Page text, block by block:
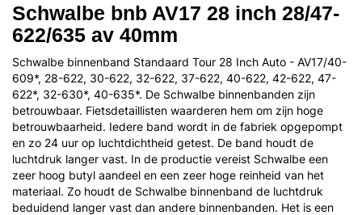
Schwalbe bnb AV17 28 inch 28/47-
622/635 av 40mm
Schwalbe binnenband Standaard Tour 28 Inch Auto - AV17/40-
609*, 28-622, 30-622, 32-622, 37-622, 40-622, 42-622, 47-
622*, 32-630*, 40-635*. De Schwalbe binnenbanden zijn
betrouwbaar. Fietsdetaillisten waarderen hem om zijn hoge
betrouwbaarheid. Iedere band wordt in de fabriek opgepompt
en zo 24 uur op luchtdichtheid getest. De band houdt de
luchtdruk langer vast. In de productie vereist Schwalbe een
zeer hoog butyl aandeel en een zeer hoge reinheid van het
materiaal. Zo houdt de Schwalbe binnenband de luchtdruk
beduidend langer vast dan andere binnenbanden. Het is een